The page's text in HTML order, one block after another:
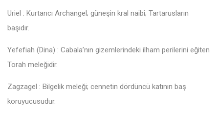
Uriel : Kurtarıcı Archangel; güneşin kral naibi; Tartarusların
başıdır.
Yefefiah (Dina) : Cabala’nın gizemlerindeki ilham perilerini eğiten
Torah meleğidir.
Zagzagel : Bilgelik meleği; cennetin dördüncü katının baş
koruyucusudur.